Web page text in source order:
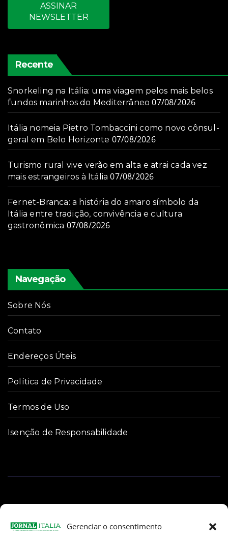
Gerenciar o consentimento
ASSINAR
NEWSLETTER
Recente
Snorkeling na Itália: uma viagem pelos mais belos
fundos marinhos do Mediterrâneo 07/08/2026
Itália nomeia Pietro Tombaccini como novo cônsul-
geral em Belo Horizonte 07/08/2026
Turismo rural vive verão em alta e atrai cada vez
mais estrangeiros à Itália 07/08/2026
Fernet-Branca: a história do amaro símbolo da
Itália entre tradição, convivência e cultura
gastronômica 07/08/2026
Navegação
Sobre Nós
Contato
Endereços Úteis
Política de Privacidade
Termos de Uso
Isenção de Responsabilidade